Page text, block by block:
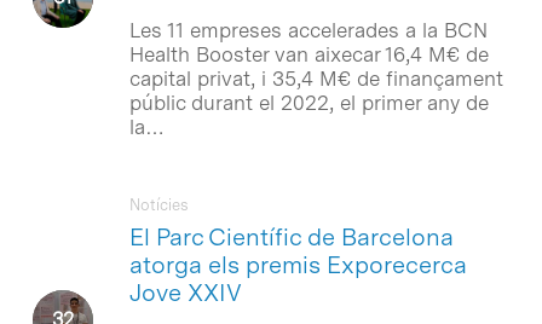
Les 11 empreses accelerades a la BCN
Health Booster van aixecar 16,4 M€ de
capital privat, i 35,4 M€ de finançament
públic durant el 2022, el primer any de
la…
El Parc Científic de Barcelona
atorga els premis Exporecerca
Jove XXIV
Notícies